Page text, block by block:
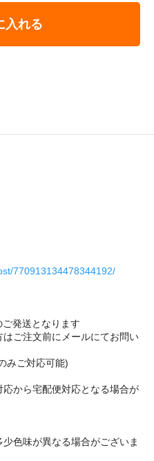
入れる
770913134478344192/
発送となります
ご注文前にメールにてお問い
みご対応可能)
から宅配便対応となる場合が
色味が異なる場合がございま